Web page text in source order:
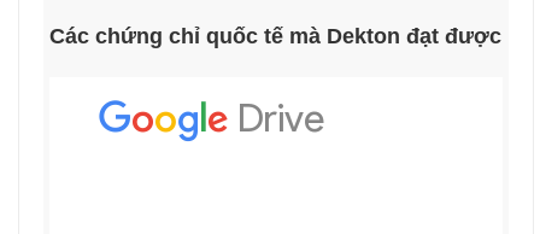
Các chứng chỉ quốc tế mà Dekton đạt được